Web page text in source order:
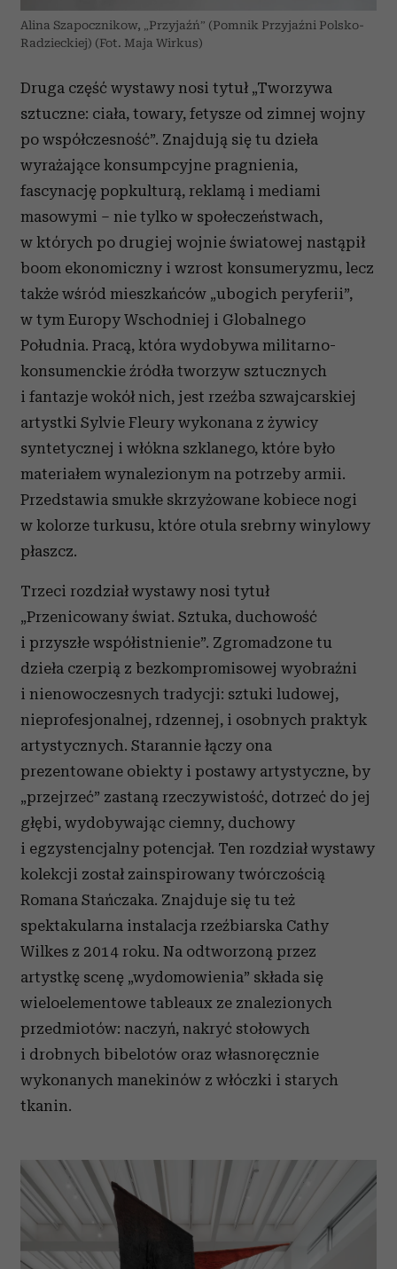
Alina Szapocznikow, „Przyjaźń” (Pomnik Przyjaźni Polsko-
Radzieckiej) (Fot. Maja Wirkus)
Druga część wystawy nosi tytuł „Tworzywa
sztuczne: ciała, towary, fetysze od zimnej wojny
po współczesność”. Znajdują się tu dzieła
wyrażające konsumpcyjne pragnienia,
fascynację popkulturą, reklamą i mediami
masowymi – nie tylko w społeczeństwach,
w których po drugiej wojnie światowej nastąpił
boom ekonomiczny i wzrost konsumeryzmu, lecz
także wśród mieszkańców „ubogich peryferii”,
w tym Europy Wschodniej i Globalnego
Południa. Pracą, która wydobywa militarno-
konsumenckie źródła tworzyw sztucznych
i fantazje wokół nich, jest rzeźba szwajcarskiej
artystki Sylvie Fleury wykonana z żywicy
syntetycznej i włókna szklanego, które było
materiałem wynalezionym na potrzeby armii.
Przedstawia smukłe skrzyżowane kobiece nogi
w kolorze turkusu, które otula srebrny winylowy
płaszcz.
Trzeci rozdział wystawy nosi tytuł
„Przenicowany świat. Sztuka, duchowość
i przyszłe współistnienie”. Zgromadzone tu
dzieła czerpią z bezkompromisowej wyobraźni
i nienowoczesnych tradycji: sztuki ludowej,
nieprofesjonalnej, rdzennej, i osobnych praktyk
artystycznych. Starannie łączy ona
prezentowane obiekty i postawy artystyczne, by
„przejrzeć” zastaną rzeczywistość, dotrzeć do jej
głębi, wydobywając ciemny, duchowy
i egzystencjalny potencjał. Ten rozdział wystawy
kolekcji został zainspirowany twórczością
Romana Stańczaka. Znajduje się tu też
spektakularna instalacja rzeźbiarska Cathy
Wilkes z 2014 roku. Na odtworzoną przez
artystkę scenę „wydomowienia” składa się
wieloelementowe tableaux ze znalezionych
przedmiotów: naczyń, nakryć stołowych
i drobnych bibelotów oraz własnoręcznie
wykonanych manekinów z włóczki i starych
tkanin.